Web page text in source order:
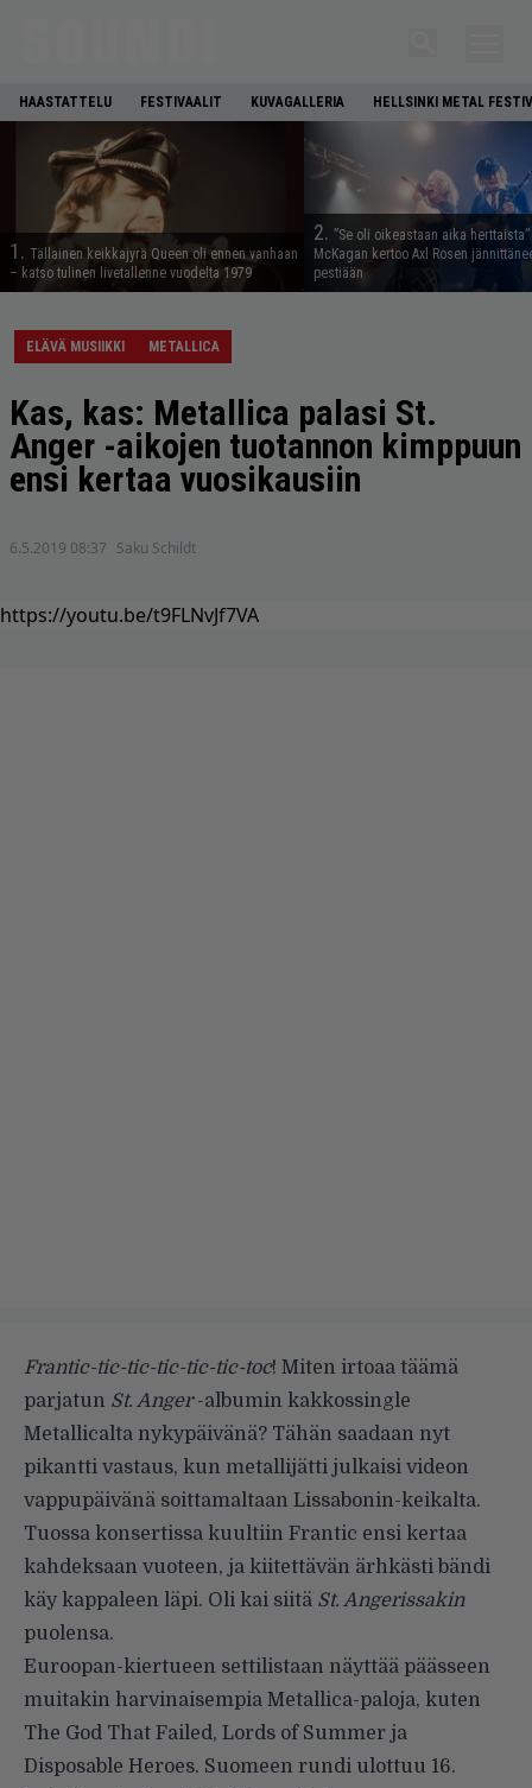
HAASTATTELU FESTIVAALIT KUVAGALLERIA HELLSINKI METAL
1. Tällainen keikkajyrä Queen oli ennen vanhaan
– katso tulinen livetallenne vuodelta 1979
2. ”Se oli oikeastaan aika
McKagan kertoo Axl Rosen
pestiään
ELÄVÄ MUSIIKKI METALLICA
Kas, kas: Metallica palasi St.
Anger -aikojen tuotannon kimppuun
ensi kertaa vuosikausiin
6.5.2019 08:37 Saku Schildt
https://youtu.be/t9FLNvJf7VA
Frantic-tic-tic-tic-tic-tic-toc! Miten irtoaa täämä
parjatun St. Anger-albumin kakkossingle
Metallicalta nykypäivänä? Tähän saadaan nyt
pikantti vastaus, kun metallijätti julkaisi videon
vappupäivänä soittamaltaan Lissabonin-keikalta.
Tuossa konsertissa kuultiin Frantic ensi kertaa
kahdeksaan vuoteen, ja kiitettävän ärhkästi bändi
käy kappaleen läpi. Oli kai siitä St. Angerissakin
puolensa.
Euroopan-kiertueen settilistaan näyttää päässeen
muitakin harvinaisempia Metallica-paloja, kuten
The God That Failed, Lords of Summer ja
Disposable Heroes. Suomeen rundi ulottuu 16.